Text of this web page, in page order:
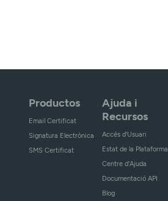
Productos
Email Certificat
Signatura Electrònica
SMS Certificat
Ajuda i
Recursos
Accés d'Usuari
Estat de la Plataforma
Centre d'Ajuda
Documentació API
Blog